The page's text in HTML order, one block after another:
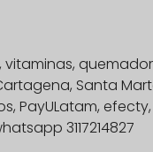
Santa
PayULatam,
3117214827